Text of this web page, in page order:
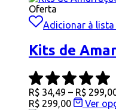
Oferta
Adicionar à lista
Kits de
R$ 34,49 – R$
R$ 299,00
Ver